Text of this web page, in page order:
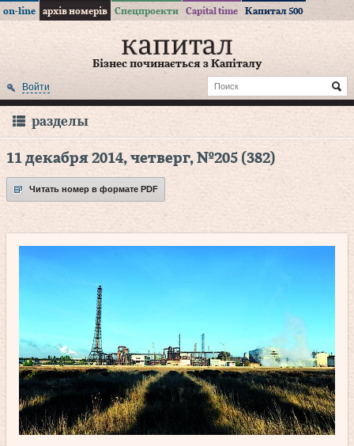
on-line архів номерів Спецпроекти Capital time Капитал 500
Бізнес починається з Капіталу
Войти
разделы
11 декабря 2014, четверг, №205 (382)
Читать номер в формате PDF